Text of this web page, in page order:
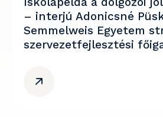
– interjú Adonicsné
Semmelweis Egyetem
szervezetfejlesztési